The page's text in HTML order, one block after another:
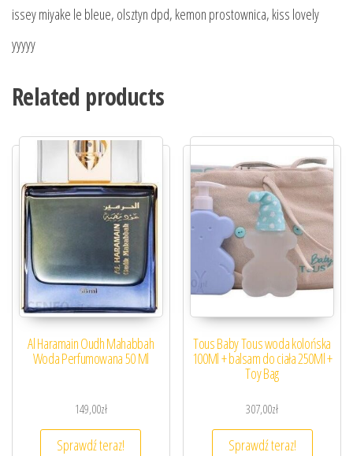
issey miyake le bleue, olsztyn dpd, kemon prostownica, kiss lovely
yyyyy
Related products
Al Haramain Oudh Mahabbah
Woda Perfumowana 50 Ml
149,00zł
Sprawdź teraz!
Tous Baby Tous woda kolońska
100Ml + balsam do ciała 250Ml +
Toy Bag
307,00zł
Sprawdź teraz!